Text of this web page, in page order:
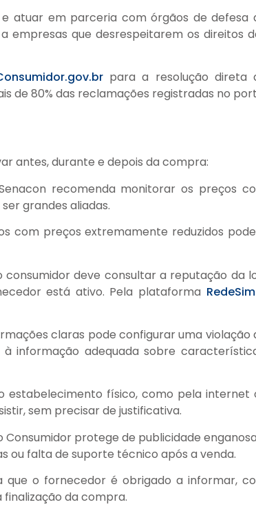
atuar em parceria com órgãos de defesa
empresas que desrespeitarem os direitos
para a resolução direta
de 80% das reclamações registradas no
antes, durante e depois da compra:
recomenda monitorar os preços
grandes aliadas.
com preços extremamente reduzidos
deve consultar a reputação da
está ativo. Pela plataforma RedeSim
claras pode configurar uma violação
informação adequada sobre
físico, como pela internet
sem precisar de justificativa.
protege de publicidade
ou falta de suporte técnico após a venda.
o fornecedor é obrigado a informar,
da compra.